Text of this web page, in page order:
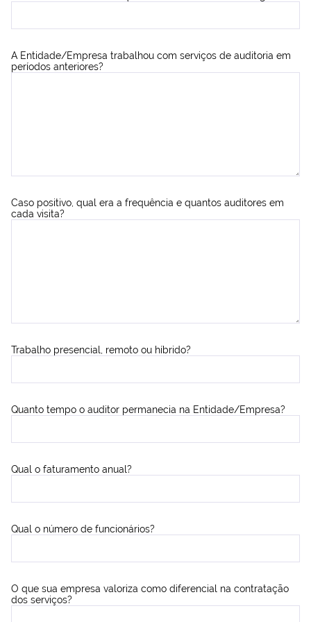
A Entidade/Empresa trabalhou com serviços de auditoria em
períodos anteriores?
Caso positivo, qual era a frequência e quantos auditores em
cada visita?
Trabalho presencial, remoto ou híbrido?
Quanto tempo o auditor permanecia na Entidade/Empresa?
Qual o faturamento anual?
Qual o número de funcionários?
O que sua empresa valoriza como diferencial na contratação
dos serviços?